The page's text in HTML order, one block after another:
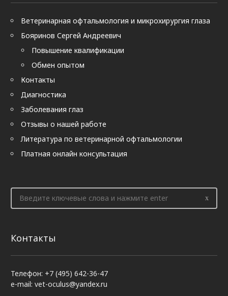
Ветеринарная офтальмология и микрохирургия глаза
Бояринов Сергей Андреевич
Повышение квалификации
Обмен опытом
Контакты
Диагностика
Заболевания глаз
Отзывы о нашей работе
Литература по ветеринарной офтальмологии
Платная онлайн консультация
Контакты
Телефон: +7 (495) 642-36-47
e-mail: vet-oculus@yandex.ru